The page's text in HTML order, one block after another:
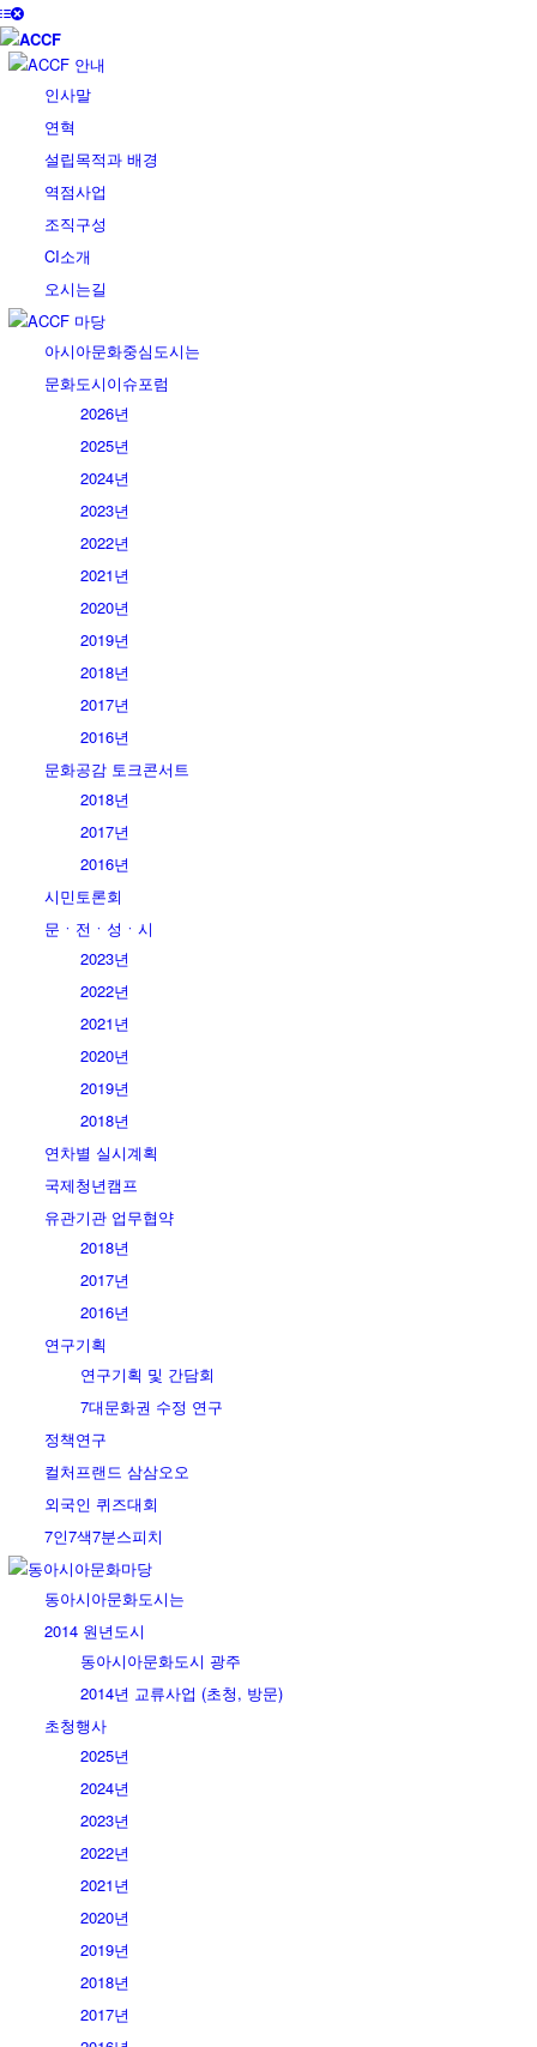
ACCF 안내
인사말
연혁
설립목적과 배경
역점사업
조직구성
CI소개
오시는길
ACCF 마당
아시아문화중심도시는
문화도시이슈포럼
2026년
2025년
2024년
2023년
2022년
2021년
2020년
2019년
2018년
2017년
2016년
문화공감 토크콘서트
2018년
2017년
2016년
시민토론회
문ㆍ전ㆍ성ㆍ시
2023년
2022년
2021년
2020년
2019년
2018년
연차별 실시계획
국제청년캠프
유관기관 업무협약
2018년
2017년
2016년
연구기획
연구기획 및 간담회
7대문화권 수정 연구
정책연구
컬처프랜드 삼삼오오
외국인 퀴즈대회
7인7색7분스피치
동아시아문화마당
동아시아문화도시는
2014 원년도시
동아시아문화도시 광주
2014년 교류사업 (초청, 방문)
초청행사
2025년
2024년
2023년
2022년
2021년
2020년
2019년
2018년
2017년